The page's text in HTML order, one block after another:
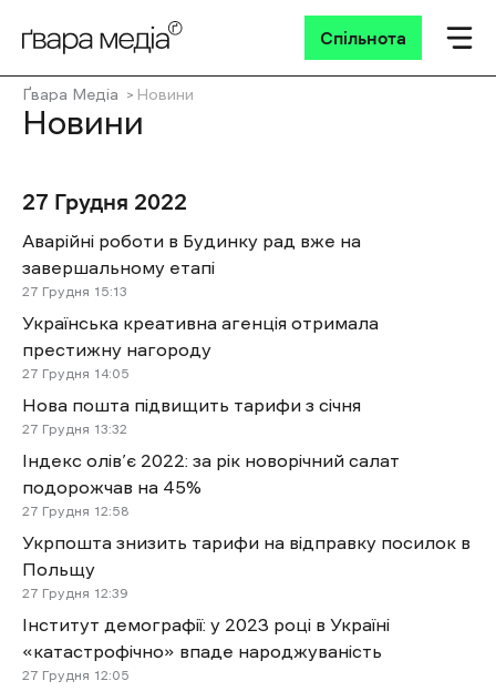
Спільнота
Ґвара Медіа Новини
Новини
27 Грудня 2022
Аварійні роботи в Будинку рад вже на
завершальному етапі
27 Грудня 15:13
Українська креативна агенція отримала
престижну нагороду
27 Грудня 14:05
Нова пошта підвищить тарифи з січня
27 Грудня 13:32
Індекс олів’є 2022: за рік новорічний салат
подорожчав на 45%
27 Грудня 12:58
Укрпошта знизить тарифи на відправку посилок в
Польщу
27 Грудня 12:39
Інститут демографії: у 2023 році в Україні
«катастрофічно» впаде народжуваність
27 Грудня 12:05